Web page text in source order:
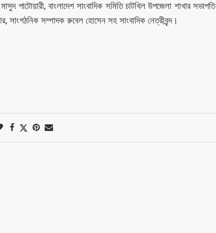
পাটোয়ারী, বাংলাদেশ সাংবাদিক সমিতি চাটখিল উপজেলা শাখার সভাপতি
সাংগঠনিক সম্পাদক রুবেল হোসেন সহ সাংবাদিক নেত্রীবৃন্দ।